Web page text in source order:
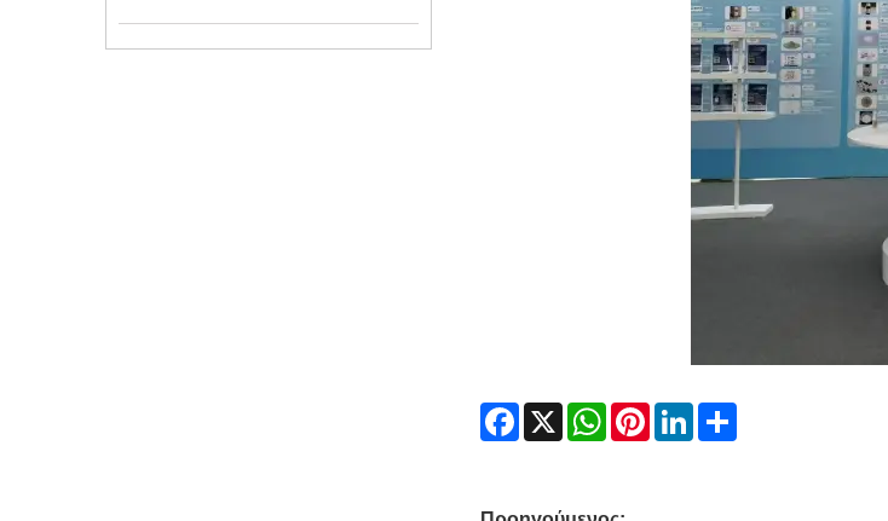
Facebook
X WhatsAppPinterestLinkedIn